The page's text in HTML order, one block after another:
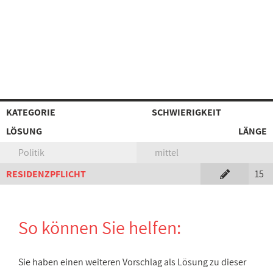
KATEGORIE
SCHWIERIGKEIT
LÖSUNG
LÄNGE
Politik
mittel
RESIDENZPFLICHT
15
So können Sie helfen:
Sie haben einen weiteren Vorschlag als Lösung zu dieser